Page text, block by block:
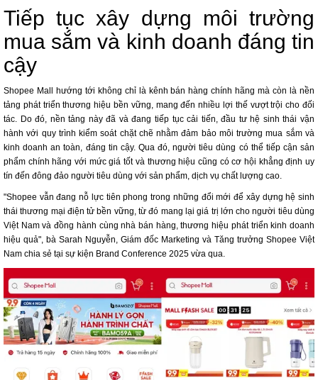
Tiếp tục xây dựng môi trường
mua sắm và kinh doanh đáng tin
cậy
Shopee Mall hướng tới không chỉ là kênh bán hàng chính hãng mà còn là nền
tảng phát triển thương hiệu bền vững, mang đến nhiều lợi thế vượt trội cho đối
tác. Do đó, nền tảng này đã và đang tiếp tục cải tiến, đầu tư hệ sinh thái vận
hành với quy trình kiểm soát chặt chẽ nhằm đảm bảo môi trường mua sắm và
kinh doanh an toàn, đáng tin cậy. Qua đó, người tiêu dùng có thể tiếp cận sản
phẩm chính hãng với mức giá tốt và thương hiệu cũng có cơ hội khẳng định uy
tín đến đông đảo người tiêu dùng với sản phẩm, dịch vụ chất lượng cao.
"Shopee vẫn đang nỗ lực tiên phong trong những đổi mới để xây dựng hệ sinh
thái thương mại điện tử bền vững, từ đó mang lại giá trị lớn cho người tiêu dùng
Việt Nam và đồng hành cùng nhà bán hàng, thương hiệu phát triển kinh doanh
hiệu quả", bà Sarah Nguyễn, Giám đốc Marketing và Tăng trưởng Shopee Việt
Nam chia sẻ tại sự kiện Brand Conference 2025 vừa qua.